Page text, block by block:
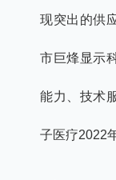
现突出的供
市巨烽显示
能力、技术
子医疗2022